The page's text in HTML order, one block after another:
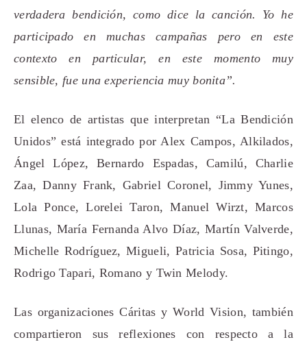
verdadera bendición, como dice la canción. Yo he
participado en muchas campañas pero en este
contexto en particular, en este momento muy
sensible, fue una experiencia muy bonita”.
El elenco de artistas que interpretan “La Bendición
Unidos” está integrado por Alex Campos, Alkilados,
Ángel López, Bernardo Espadas, Camilú, Charlie
Zaa, Danny Frank, Gabriel Coronel, Jimmy Yunes,
Lola Ponce, Lorelei Taron, Manuel Wirzt, Marcos
Llunas, María Fernanda Alvo Díaz, Martín Valverde,
Michelle Rodríguez, Migueli, Patricia Sosa, Pitingo,
Rodrigo Tapari, Romano y Twin Melody.
Las organizaciones Cáritas y World Vision, también
compartieron sus reflexiones con respecto a la